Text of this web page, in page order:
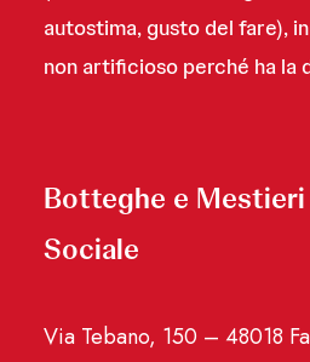
autostima, gusto del fare),
non artificioso perché ha la
Botteghe e
Sociale
Via Tebano, 150 – 48018